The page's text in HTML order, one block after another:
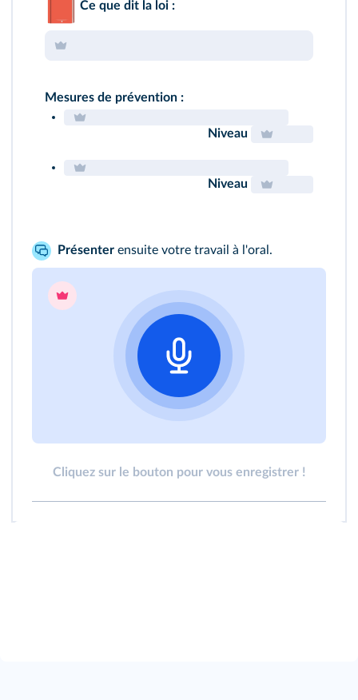
Ce que dit la loi :
Mesures de prévention :
Niveau
Niveau
Présenter ensuite votre travail à l'oral.
Cliquez sur le bouton pour vous enregistrer !